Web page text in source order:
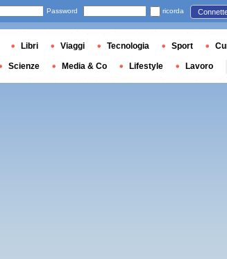
Password ricorda
Libri Viaggi Tecnologia Sport
Scienze Media & Co Lifestyle Lavoro